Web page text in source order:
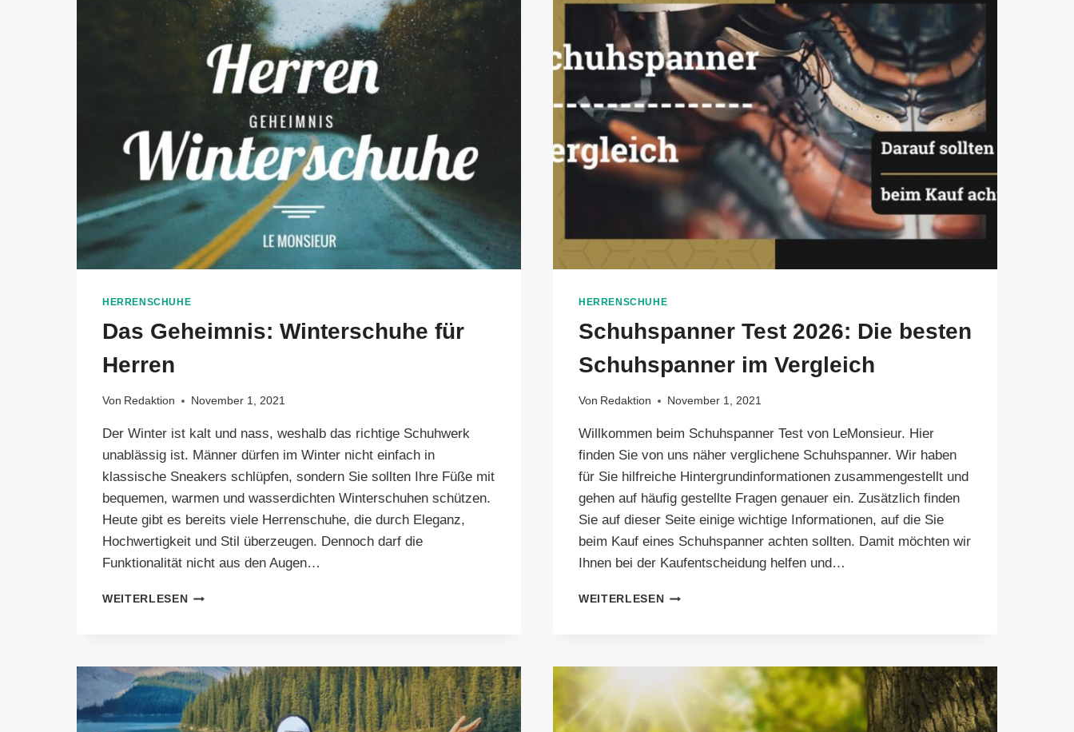
HERRENSCHUHE
Das Geheimnis: Winterschuhe für
Herren
Von Redaktion November 1, 2021
Der Winter ist kalt und nass, weshalb das richtige Schuhwerk
unablässig ist. Männer dürfen im Winter nicht einfach in
klassische Sneakers schlüpfen, sondern Sie sollten Ihre Füße mit
bequemen, warmen und wasserdichten Winterschuhen schützen.
Heute gibt es bereits viele Herrenschuhe, die durch Eleganz,
Hochwertigkeit und Stil überzeugen. Dennoch darf die
Funktionalität nicht aus den Augen…
WEITERLESENDAS
HERRENSCHUHE
Schuhspanner Test 2026: Die besten
Schuhspanner im Vergleich
Von Redaktion November 1, 2021
Willkommen beim Schuhspanner Test von LeMonsieur. Hier
finden Sie von uns näher verglichene Schuhspanner. Wir haben
für Sie hilfreiche Hintergrundinformationen zusammengestellt und
gehen auf häufig gestellte Fragen genauer ein. Zusätzlich finden
Sie auf dieser Seite einige wichtige Informationen, auf die Sie
beim Kauf eines Schuhspanner achten sollten. Damit möchten wir
Ihnen bei der Kaufentscheidung helfen und…
WEITERLESENSCHUHSPANNER
SCHUHSPANNER
VERGLEICH